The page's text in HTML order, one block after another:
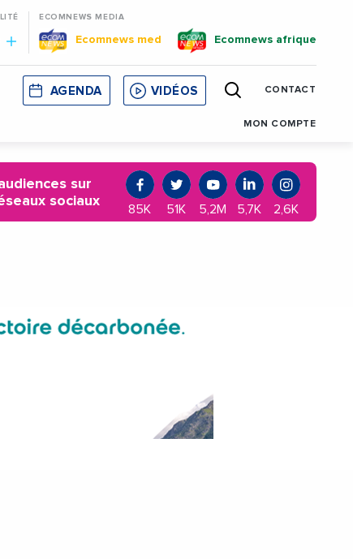
ECOMNEWS MEDIA
Ecomnews med Ecomnews afrique
CORSE MONACO CATALOGNE
AGENDA VIDÉOS CONTACT
MON COMPTE
sur
sociaux
85K 51K 5,2M 5,7K 2,6K